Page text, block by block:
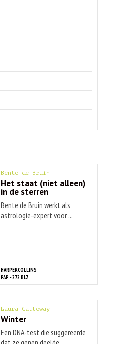
Bente de Bruin
Het staat (niet alleen)
in de sterren
Bente de Bruin werkt als
astrologie-expert voor ...
HARPERCOLLINS
PAP - 272 BLZ
Laura Galloway
Winter
Een DNA-test die suggereerde